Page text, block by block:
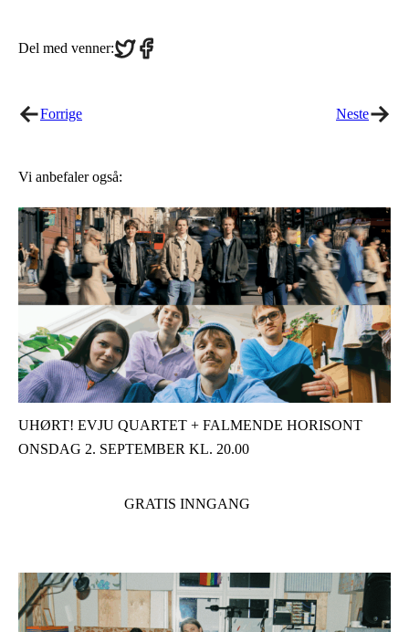
Del med venner:Share
on
Share
on
Forrige Neste
Vi anbefaler også:
UHØRT! EVJU QUARTET + FALMENDE HORISONT
ONSDAG 2. SEPTEMBER KL. 20.00
GRATIS INNGANG